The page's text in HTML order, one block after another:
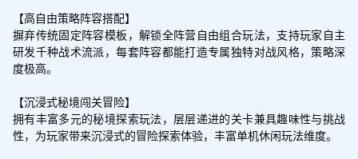
【高自由策略阵容搭配】
摒弃传统固定阵容模板，解锁全阵营自由组合玩法，支持玩家自主
研发千种战术流派，每套阵容都能打造专属独特对战风格，策略深
度极高。
【沉浸式秘境闯关冒险】
拥有丰富多元的秘境探索玩法，层层递进的关卡兼具趣味性与挑战
性，为玩家带来沉浸式的冒险探索体验，丰富单机休闲玩法维度。